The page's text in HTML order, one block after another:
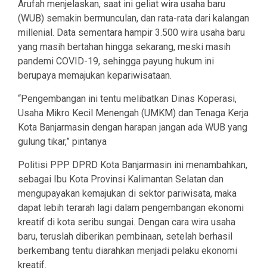
Arufah menjelaskan, saat ini geliat wira usaha baru
(WUB) semakin bermunculan, dan rata-rata dari kalangan
millenial. Data sementara hampir 3.500 wira usaha baru
yang masih bertahan hingga sekarang, meski masih
pandemi COVID-19, sehingga payung hukum ini
berupaya memajukan kepariwisataan.
“Pengembangan ini tentu melibatkan Dinas Koperasi,
Usaha Mikro Kecil Menengah (UMKM) dan Tenaga Kerja
Kota Banjarmasin dengan harapan jangan ada WUB yang
gulung tikar,” pintanya
Politisi PPP DPRD Kota Banjarmasin ini menambahkan,
sebagai Ibu Kota Provinsi Kalimantan Selatan dan
mengupayakan kemajukan di sektor pariwisata, maka
dapat lebih terarah lagi dalam pengembangan ekonomi
kreatif di kota seribu sungai. Dengan cara wira usaha
baru, teruslah diberikan pembinaan, setelah berhasil
berkembang tentu diarahkan menjadi pelaku ekonomi
kreatif.